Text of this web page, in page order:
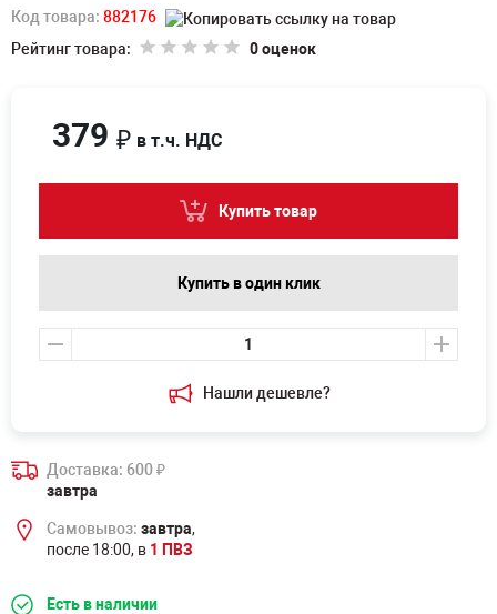
Код товара: 882176
Рейтинг товара:
0 оценок
Нашли дешевле?
379 ₽ в т.ч. НДС
Купить товар
Купить в один клик
Доставка: 600₽
завтра
Самовывоз: завтра,
после 18:00, в 1 ПВЗ
Есть в наличии